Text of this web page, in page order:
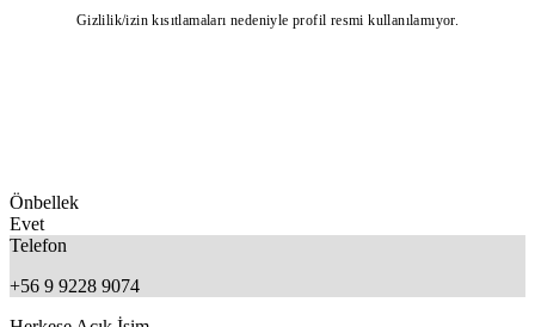
Gizlilik/izin kısıtlamaları nedeniyle profil resmi kullanılamıyor.
Önbellek
Evet
Telefon
+56 9 9228 9074